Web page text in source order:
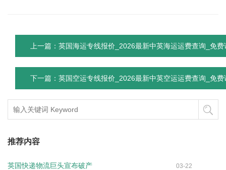
上一篇：英国海运专线报价_2026最新中英海运运费查询_免费
下一篇：英国空运专线报价_2026最新中英空运运费查询_免费
推荐内容
英国快递物流巨头宣布破产 03-22